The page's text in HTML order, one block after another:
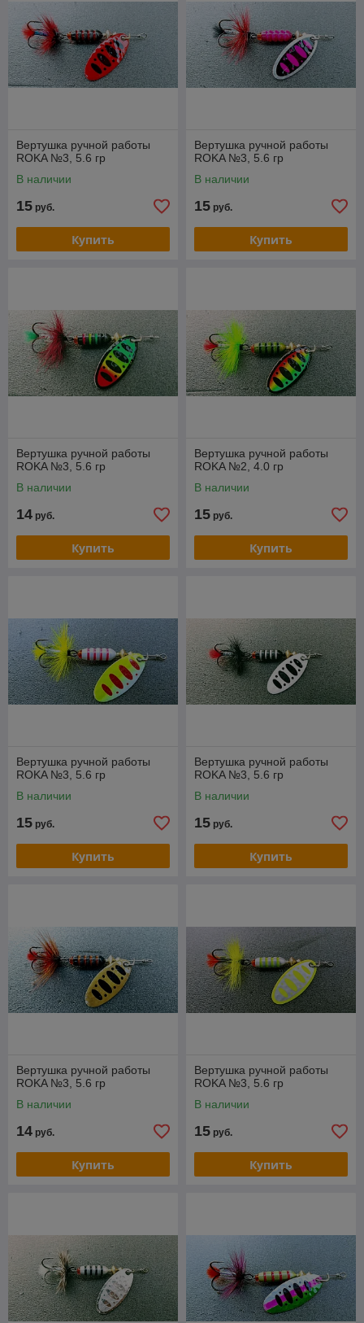
Вертушка ручной работы
ROKA №3, 5.6 гр
В наличии
15 руб.
Купить
Вертушка ручной работы
ROKA №3, 5.6 гр
В наличии
15 руб.
Купить
Вертушка ручной работы
ROKA №3, 5.6 гр
В наличии
14 руб.
Купить
Вертушка ручной работы
ROKA №2, 4.0 гр
В наличии
15 руб.
Купить
Вертушка ручной работы
ROKA №3, 5.6 гр
В наличии
15 руб.
Купить
Вертушка ручной работы
ROKA №3, 5.6 гр
В наличии
15 руб.
Купить
Вертушка ручной работы
ROKA №3, 5.6 гр
В наличии
14 руб.
Купить
Вертушка ручной работы
ROKA №3, 5.6 гр
В наличии
15 руб.
Купить